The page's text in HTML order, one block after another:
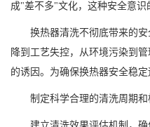
成"差不多"文化，这种安全意识
换热器清洗不彻底带来的
降到工艺失控，从环境污染到
的诱因。为确保换热器安全稳定
制定科学合理的清洗周期和